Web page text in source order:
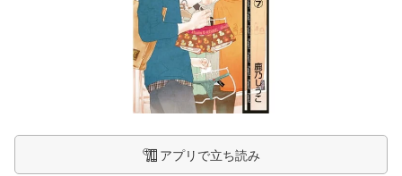
アプリで立ち読み